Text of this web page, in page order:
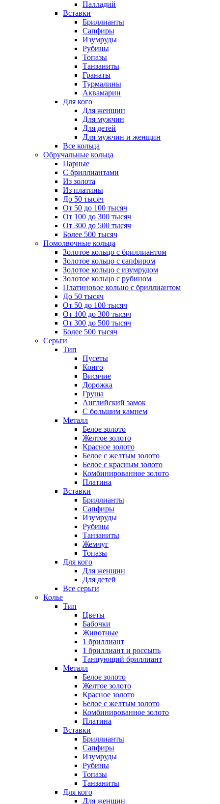
Палладий
Вставки
Бриллианты
Сапфиры
Изумруды
Рубины
Топазы
Танзаниты
Гранаты
Турмалины
Аквамарин
Для кого
Для женщин
Для мужчин
Для детей
Для мужчин и женщин
Все кольца
Обручальные кольца
Парные
С бриллиантами
Из золота
Из платины
До 50 тысяч
От 50 до 100 тысяч
От 100 до 300 тысяч
От 300 до 500 тысяч
Более 500 тысяч
Помолвочные кольца
Золотое кольцо с бриллиантом
Золотое кольцо с сапфиром
Золотое кольцо с изумрудом
Золотое кольцо с рубином
Платиновое кольцо с бриллиантом
До 50 тысяч
От 50 до 100 тысяч
От 100 до 300 тысяч
От 300 до 500 тысяч
Более 500 тысяч
Серьги
Тип
Пусеты
Конго
Висячие
Дорожка
Груша
Английский замок
С большим камнем
Металл
Белое золото
Желтое золото
Красное золото
Белое с желтым золото
Белое с красным золото
Комбинированное золото
Платина
Вставки
Бриллианты
Сапфиры
Изумруды
Рубины
Танзаниты
Жемчуг
Топазы
Для кого
Для женщин
Для детей
Все серьги
Колье
Тип
Цветы
Бабочки
Животные
1 бриллиант
1 бриллиант и россыпь
Танцующий бриллиант
Металл
Белое золото
Желтое золото
Красное золото
Белое с желтым золото
Комбинированное золото
Платина
Вставки
Бриллианты
Сапфиры
Изумруды
Рубины
Топазы
Танзаниты
Для кого
Для женщин